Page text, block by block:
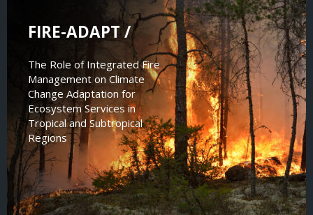
FIRE-ADAPT /
The Role of Integrated Fire
Management on Climate
Change Adaptation for
Ecosystem Services in
Tropical and Subtropical
Regions